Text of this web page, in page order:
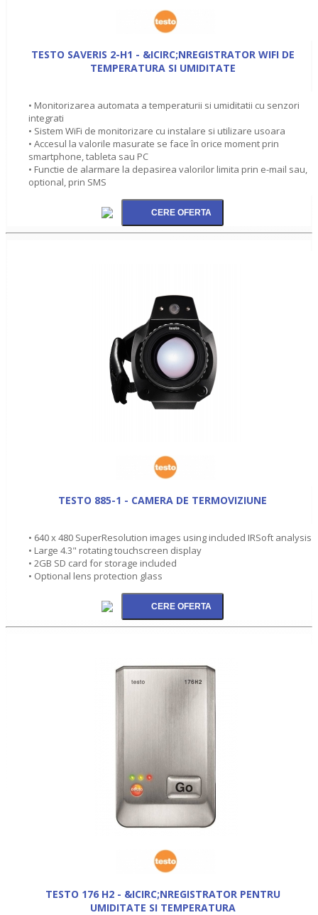
TESTO SAVERIS 2-H1 - &ICIRC;NREGISTRATOR WIFI DE
TEMPERATURA SI UMIDITATE
• Monitorizarea automata a temperaturii si umiditatii cu senzori
integrati
• Sistem WiFi de monitorizare cu instalare si utilizare usoara
• Accesul la valorile masurate se face în orice moment prin
smartphone, tableta sau PC
• Functie de alarmare la depasirea valorilor limita prin e-mail sau,
optional, prin SMS
TESTO 885-1 - CAMERA DE TERMOVIZIUNE
• 640 x 480 SuperResolution images using included IRSoft analysis
• Large 4.3" rotating touchscreen display
• 2GB SD card for storage included
• Optional lens protection glass
TESTO 176 H2 - &ICIRC;NREGISTRATOR PENTRU
UMIDITATE SI TEMPERATURA